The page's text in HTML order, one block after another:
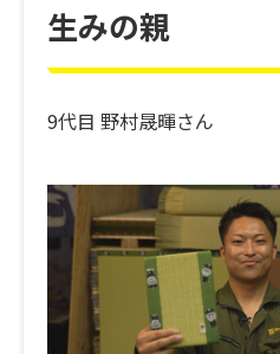
生みの親
9代目 野村晟暉さん